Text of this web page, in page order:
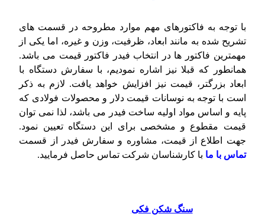
با توجه به فاکتورهای مهم موارد مطروحه در قسمت های
تشریح شده به مانند ابعاد، ظرفیت، وزن و غیره، اما یکی از
مهمترین فاکتور ها در انتخاب فیدر فاکتور قیمت می باشد.
همانطور که قبلا نیز اشاره نمودیم، با سفارش دستگاه با
ابعاد بزرگتر، قیمت نیز افزایش خواهد یافت. لازم به ذکر
است با توجه به نوسانات قیمت دلار و محصولات فولادی که
پایه و اساس مواد اولیه ساخت فیدر می باشد، لذا نمی توان
قیمت مقطوع و مشخصی برای این دستگاه تعیین نمود.
جهت اطلاع از قیمت، مشاوره و سفارش فیدر از قسمت
تماس با ما با کارشناسان شرکت تماس حاصل فرمایید.
سنگ شکن فکی